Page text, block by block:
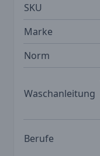
SKU
Marke
Norm
Waschanleitung
Berufe